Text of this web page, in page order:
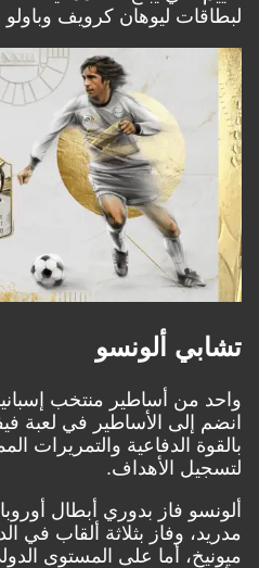
ليوهان كرويف وباولو
ألونسو
من أساطير منتخب إسبانيا،
إلى الأساطير في لعبة فيفا،
الدفاعية والتمريرات
الأهداف.
فاز بدوري أبطال أوروبا مع
وفاز بثلاثة ألقاب في الدوري
أما على المستوى الدولي،